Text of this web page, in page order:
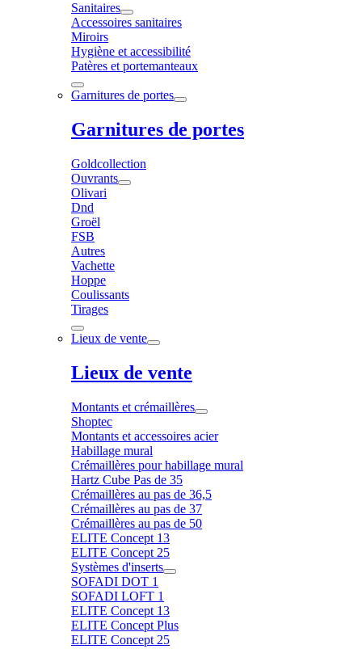
Sanitaires
Accessoires sanitaires
Miroirs
Hygiène et accessibilité
Patères et portemanteaux
Garnitures de portes
Garnitures de portes
Goldcollection
Ouvrants
Olivari
Dnd
Groël
FSB
Autres
Vachette
Hoppe
Coulissants
Tirages
Lieux de vente
Lieux de vente
Montants et crémaillères
Shoptec
Montants et accessoires acier
Habillage mural
Crémaillères pour habillage mural
Hartz Cube Pas de 35
Crémaillères au pas de 36,5
Crémaillères au pas de 37
Crémaillères au pas de 50
ELITE Concept 13
ELITE Concept 25
Systèmes d'inserts
SOFADI DOT 1
SOFADI LOFT 1
ELITE Concept 13
ELITE Concept Plus
ELITE Concept 25